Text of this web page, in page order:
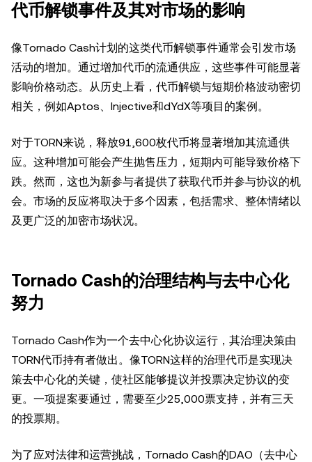
代币解锁事件及其对市场的影响
像Tornado Cash计划的这类代币解锁事件通常会引发市场
活动的增加。通过增加代币的流通供应，这些事件可能显著
影响价格动态。从历史上看，代币解锁与短期价格波动密切
相关，例如Aptos、Injective和dYdX等项目的案例。
对于TORN来说，释放91,600枚代币将显著增加其流通供
应。这种增加可能会产生抛售压力，短期内可能导致价格下
跌。然而，这也为新参与者提供了获取代币并参与协议的机
会。市场的反应将取决于多个因素，包括需求、整体情绪以
及更广泛的加密市场状况。
Tornado Cash的治理结构与去中心化
努力
Tornado Cash作为一个去中心化协议运行，其治理决策由
TORN代币持有者做出。像TORN这样的治理代币是实现决
策去中心化的关键，使社区能够提议并投票决定协议的变
更。一项提案要通过，需要至少25,000票支持，并有三天
的投票期。
为了应对法律和运营挑战，Tornado Cash的DAO（去中心